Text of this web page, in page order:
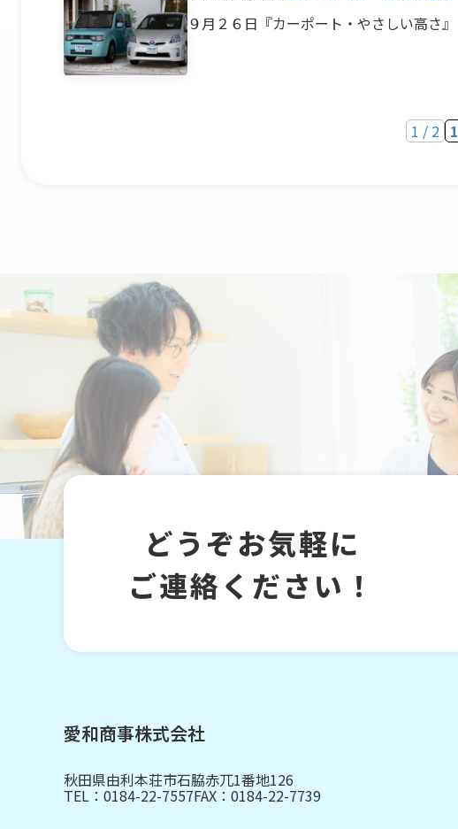
９月２６日『カーポート・やさしい高さ』
1 / 2 1
どうぞお気軽に
ご連絡ください！
愛和商事株式会社
秋田県由利本荘市石脇赤兀1番地126
TEL： 0184-22-7557FAX：0184-22-7739